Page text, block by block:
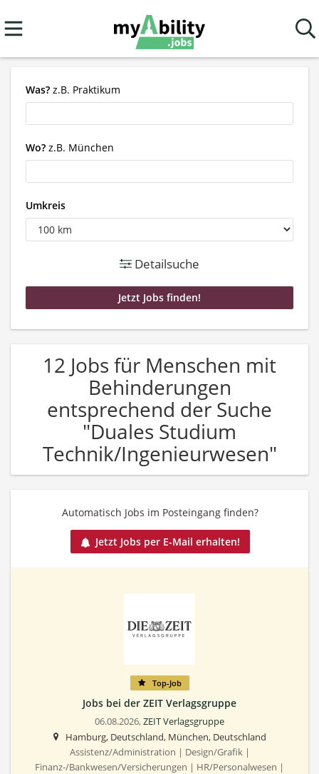
Was? z.B. Praktikum
Wo? z.B. München
Umkreis
Detailsuche
12 Jobs für Menschen mit
Behinderungen
entsprechend der Suche
"Duales Studium
Technik/Ingenieurwesen"
Automatisch Jobs im Posteingang finden?
Jetzt Jobs per E-Mail erhalten!
Top-Job
Jobs bei der ZEIT Verlagsgruppe
06.08.2026,ZEIT Verlagsgruppe
Hamburg, Deutschland, München, Deutschland
Assistenz/Administration | Design/Grafik |
Finanz-/Bankwesen/Versicherungen | HR/Personalwesen |